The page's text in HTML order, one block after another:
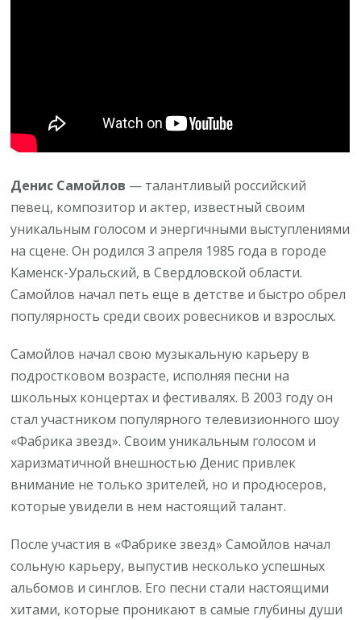
и
трудности,
творческого
пути
личной
жизни
Денис Самойлов — талантливый российский
певец, композитор и актер, известный своим
уникальным голосом и энергичными выступлениями
на сцене. Он родился 3 апреля 1985 года в городе
Каменск-Уральский, в Свердловской области.
Самойлов начал петь еще в детстве и быстро обрел
популярность среди своих ровесников и взрослых.
Самойлов начал свою музыкальную карьеру в
подростковом возрасте, исполняя песни на
школьных концертах и фестивалях. В 2003 году он
стал участником популярного телевизионного шоу
«Фабрика звезд». Своим уникальным голосом и
харизматичной внешностью Денис привлек
внимание не только зрителей, но и продюсеров,
которые увидели в нем настоящий талант.
После участия в «Фабрике звезд» Самойлов начал
сольную карьеру, выпустив несколько успешных
альбомов и синглов. Его песни стали настоящими
хитами, которые проникают в самые глубины души